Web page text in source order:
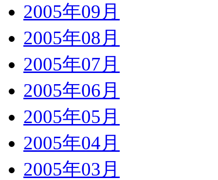
2005年09月
2005年08月
2005年07月
2005年06月
2005年05月
2005年04月
2005年03月